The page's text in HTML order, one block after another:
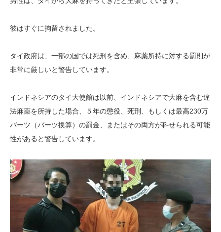
彼はすぐに拘留されました。
タイ政府は、一部の国では死刑を含め、麻薬所持に対する罰則が
非常に厳しいと警告しています。
インドネシアのタイ大使館は以前、インドネシアで大麻を含む違
法麻薬を所持した場合、５年の懲役、死刑、もしくは最高230万
バーツ（バーツ換算）の罰金、またはその両方が科せられる可能
性があると警告しています。